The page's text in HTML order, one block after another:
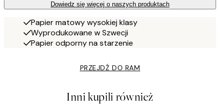
Dowiedz się więcej o naszych produktach
Papier matowy wysokiej klasy
Wyprodukowane w Szwecji
Papier odporny na starzenie
PRZEJDŹ DO RAM
Inni kupili również